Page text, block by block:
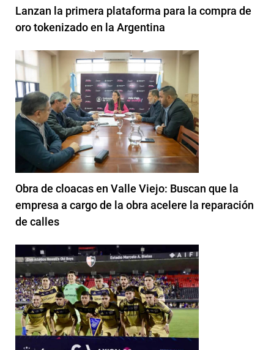
Lanzan la primera plataforma para la compra de
oro tokenizado en la Argentina
Obra de cloacas en Valle Viejo: Buscan que la
empresa a cargo de la obra acelere la reparación
de calles